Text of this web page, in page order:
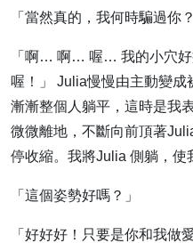
「當然真的，我何時騙過你？
「啊… 啊… 喔… 我的小穴好
喔！」 Julia慢慢由主動變成
漸漸整個人躺平，這時是我
微微離地，不斷向前頂著
停收縮。我將Julia 側躺，使
「這個姿勢好嗎？」
「好好好！只要是你和我